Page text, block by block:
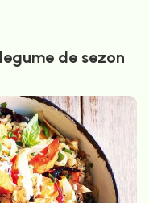
de sezon